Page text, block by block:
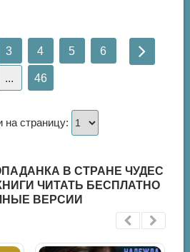
3 4 5 6
... 46
на страницу:
В СТРАНЕ ЧУДЕС
ЧИТАТЬ БЕСПЛАТНО
ВЕРСИИ